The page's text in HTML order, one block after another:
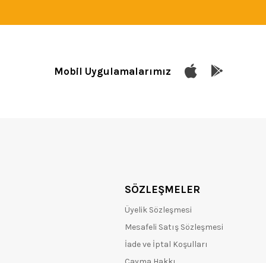
Mobil Uygulamalarımız
SÖZLEŞMELER
Üyelik Sözleşmesi
Mesafeli Satış Sözleşmesi
İade ve İptal Koşulları